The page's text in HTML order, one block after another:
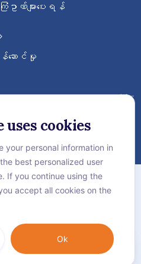
များပေးရန်
ဆောင်မှု
ရုံကြီးကို follow လုပ်
များ
| JCI Accredited
uses cookies
your personal information in
best personalized user
If you continue using the
accept all cookies on the
Ok